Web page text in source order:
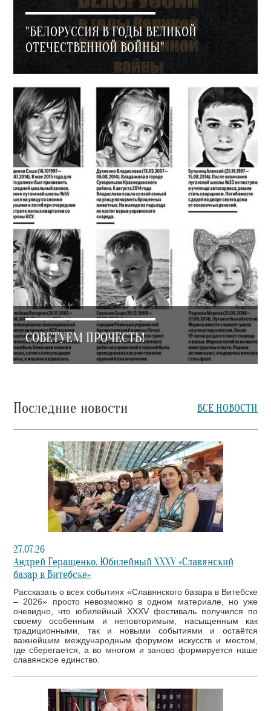
"БЕЛОРУССИЯ В ГОДЫ ВЕЛИКОЙ
ОТЕЧЕСТВЕННОЙ ВОЙНЫ"
СОВЕТУЕМ ПРОЧЕСТЬ!
Последние новости ВСЕ НОВОСТИ
27.07.26
Андрей Геращенко. Юбилейный XXXV «Славянский
базар в Витебске»
Рассказать о всех событиях «Славянского базара в Витебске
– 2026» просто невозможно в одном материале, но уже
очевидно, что юбилейный XXXV фестиваль получился по
своему особенным и неповторимым, насыщенным как
традиционными, так и новыми событиями и остаётся
важнейшим международным форумом искусств и местом,
где сберегается, а во многом и заново формируется наше
славянское единство.